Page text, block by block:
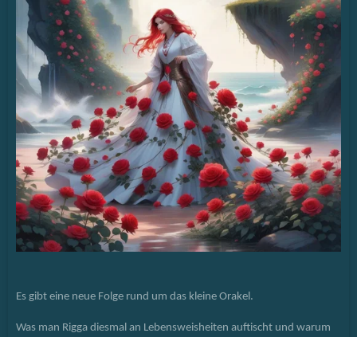
Es gibt eine neue Folge rund um das kleine Orakel.
Was man Rigga diesmal an Lebensweisheiten auftischt und warum